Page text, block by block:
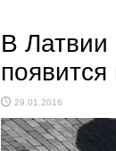
В Латвии
29.01.2016